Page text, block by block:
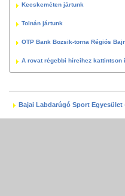
Kecskeméten jártunk
Tolnán jártunk
OTP Bank Bozsik-torna Régiós
A rovat régebbi híreihez kattintson
Bajai Labdarúgó Sport Egyesület